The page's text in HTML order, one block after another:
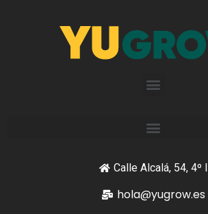
Calle Alcalá, 54, 4º I
hola@yugrow.es